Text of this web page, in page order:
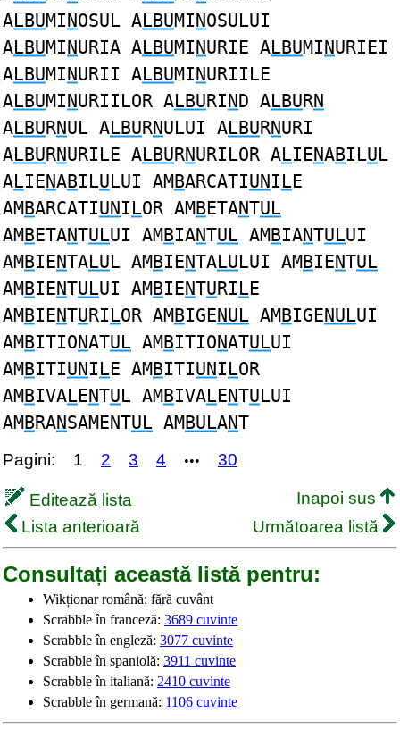
ALBUMINOSUL ALBUMINOSULUI
ALBUMINURIA ALBUMINURIE ALBUMINURIEI
ALBUMINURII ALBUMINURIILE
ALBUMINURIILOR ALBURIND ALBURN
ALBURNUL ALBURNULUI ALBURNURI
ALBURNURILE ALBURNURILOR ALIENABILUL
ALIENABILULUI AMBARCATIUNILE
AMBARCATIUNILOR AMBETANTUL
AMBETANTULUI AMBIANTUL AMBIANTULUI
AMBIENTALUL AMBIENTALULUI AMBIENTUL
AMBIENTULUI AMBIENTURILE
AMBIENTURILOR AMBIGENUL AMBIGENULUI
AMBITIONATUL AMBITIONATULUI
AMBITIUNILE AMBITIUNILOR
AMBIVALENTUL AMBIVALENTULUI
AMBRANSAMENTUL AMBULANT
Pagini: 1 2 3 4 ••• 30
Editează lista
Inapoi sus
Lista anterioară
Următoarea listă
Consultați această listă pentru:
Wikționar română: fără cuvânt
Scrabble în franceză: 3689 cuvinte
Scrabble în engleză: 3077 cuvinte
Scrabble în spaniolă: 3911 cuvinte
Scrabble în italiană: 2410 cuvinte
Scrabble în germană: 1106 cuvinte